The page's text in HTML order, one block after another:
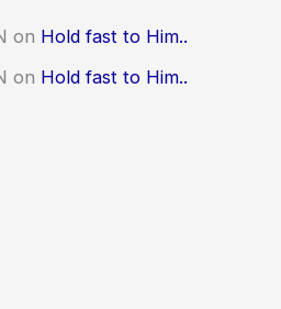
on Hold fast to Him..
on Hold fast to Him..